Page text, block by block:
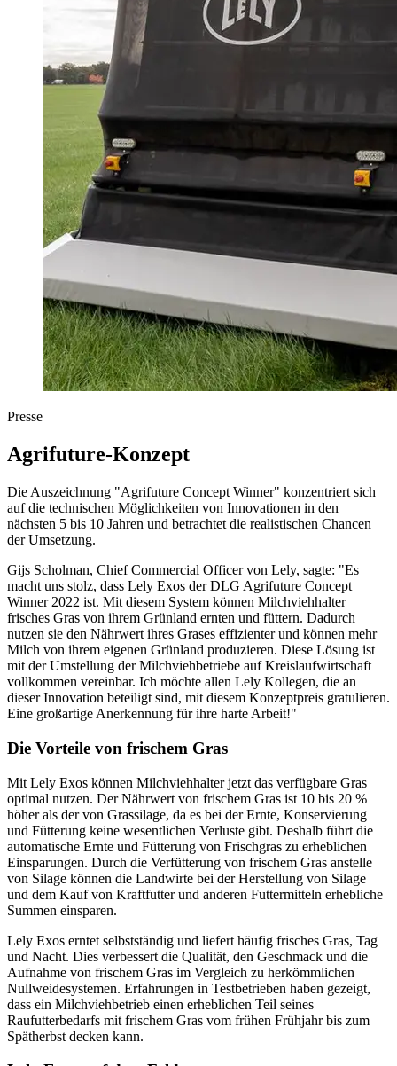
Presse
Agrifuture-Konzept
Die Auszeichnung "Agrifuture Concept Winner" konzentriert sich
auf die technischen Möglichkeiten von Innovationen in den
nächsten 5 bis 10 Jahren und betrachtet die realistischen Chancen
der Umsetzung.
Gijs Scholman, Chief Commercial Officer von Lely, sagte: "Es
macht uns stolz, dass Lely Exos der DLG Agrifuture Concept
Winner 2022 ist. Mit diesem System können Milchviehhalter
frisches Gras von ihrem Grünland ernten und füttern. Dadurch
nutzen sie den Nährwert ihres Grases effizienter und können mehr
Milch von ihrem eigenen Grünland produzieren. Diese Lösung ist
mit der Umstellung der Milchviehbetriebe auf Kreislaufwirtschaft
vollkommen vereinbar. Ich möchte allen Lely Kollegen, die an
dieser Innovation beteiligt sind, mit diesem Konzeptpreis gratulieren.
Eine großartige Anerkennung für ihre harte Arbeit!"
Die Vorteile von frischem Gras
Mit Lely Exos können Milchviehhalter jetzt das verfügbare Gras
optimal nutzen. Der Nährwert von frischem Gras ist 10 bis 20 %
höher als der von Grassilage, da es bei der Ernte, Konservierung
und Fütterung keine wesentlichen Verluste gibt. Deshalb führt die
automatische Ernte und Fütterung von Frischgras zu erheblichen
Einsparungen. Durch die Verfütterung von frischem Gras anstelle
von Silage können die Landwirte bei der Herstellung von Silage
und dem Kauf von Kraftfutter und anderen Futtermitteln erhebliche
Summen einsparen.
Lely Exos erntet selbstständig und liefert häufig frisches Gras, Tag
und Nacht. Dies verbessert die Qualität, den Geschmack und die
Aufnahme von frischem Gras im Vergleich zu herkömmlichen
Nullweidesystemen. Erfahrungen in Testbetrieben haben gezeigt,
dass ein Milchviehbetrieb einen erheblichen Teil seines
Raufutterbedarfs mit frischem Gras vom frühen Frühjahr bis zum
Spätherbst decken kann.